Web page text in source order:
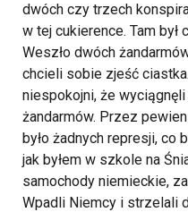
dwóch czy trzech
w tej cukierence. Tam
Weszło dwóch
chcieli sobie zjeść
niespokojni, że
żandarmów. Przez
było żadnych represji, co
jak byłem w szkole na
samochody niemieckie,
Wpadli Niemcy i strzelali